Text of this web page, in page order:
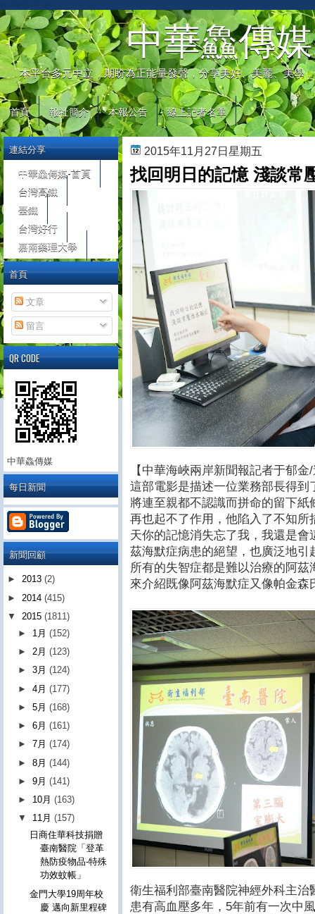
中華鱻傳媒
本平台多元中立，期盼為正能量發聲，分享美好、美麗、美學
首頁 報社簡介 本報公告 線上記者名單
2015年11月27日星期五
找回明日的記憶 淺談常
【中華海峽兩岸新聞報記者于郁
這部電影是描述一位業務部長得
將連至親都不認識而拼命的留下
再也起不了作用，他陷入了不知
天你的記憶消失忘了我，我還是
茲海默症病患的絕望，也廣泛地
所有的失智症都是難以治療的阿
來介紹既像阿茲海默症又像帕金
衛生福利部臺南醫院神經外科主
患有高血壓多年，5年前有一次中
連結分享
中華鱻傳媒-首頁
台灣高鐵
臺鐵
台灣好行
嘉南藥理大學
首頁
文章
留言
QR CODE
中華鱻傳媒
每日新聞
新聞回顧
► 2013 (2)
► 2014 (415)
▼ 2015 (1811)
► 1月(152)
►2月(123)
►3月(124)
►4月(177)
►5月(168)
►6月(161)
►7月(174)
►8月(144)
►9月(141)
► 10月(163)
▼ 11月(157)
日商住華科技捐贈
臺南醫院「登革
熱防疫物品-特殊
功效蚊帳」
金門大學19周年校
慶 邁向新里程碑